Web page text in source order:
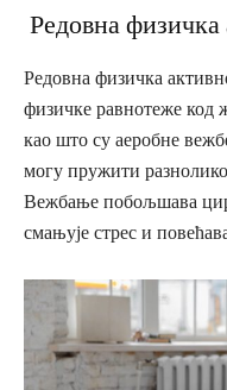
Редовна физичка
Редовна физичка
физичке равнотеже код
као што су аеробне
могу пружити
Вежбање побољшава
смањује стрес и